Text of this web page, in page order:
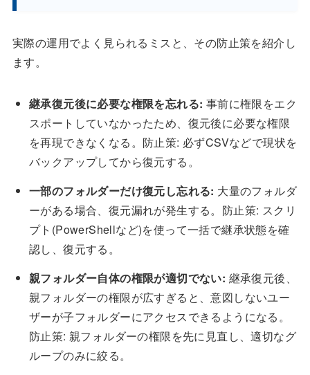
実際の運用でよく見られるミスと、その防止策を紹介し
ます。
継承復元後に必要な権限を忘れる: 事前に権限をエク
スポートしていなかったため、復元後に必要な権限
を再現できなくなる。防止策: 必ずCSVなどで現状を
バックアップしてから復元する。
一部のフォルダーだけ復元し忘れる: 大量のフォルダ
ーがある場合、復元漏れが発生する。防止策: スクリ
プト(PowerShellなど)を使って一括で継承状態を確
認し、復元する。
親フォルダー自体の権限が適切でない: 継承復元後、
親フォルダーの権限が広すぎると、意図しないユー
ザーが子フォルダーにアクセスできるようになる。
防止策: 親フォルダーの権限を先に見直し、適切なグ
ループのみに絞る。